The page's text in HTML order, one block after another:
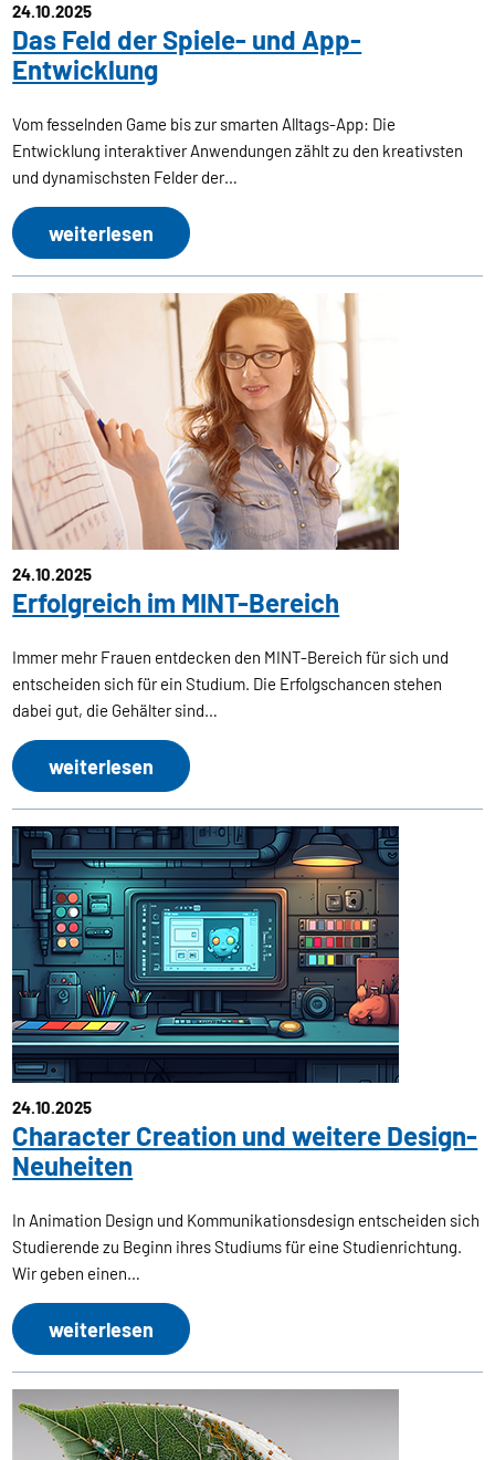
24.10.2025
Das Feld der Spiele- und App-
Entwicklung
Vom fesselnden Game bis zur smarten Alltags-App: Die
Entwicklung interaktiver Anwendungen zählt zu den kreativsten
und dynamischsten Felder der…
weiterlesen
24.10.2025
Erfolgreich im MINT-Bereich
Immer mehr Frauen entdecken den MINT-Bereich für sich und
entscheiden sich für ein Studium. Die Erfolgschancen stehen
dabei gut, die Gehälter sind…
weiterlesen
24.10.2025
Character Creation und weitere Design-
Neuheiten
In Animation Design und Kommunikationsdesign entscheiden sich
Studierende zu Beginn ihres Studiums für eine Studienrichtung.
Wir geben einen…
weiterlesen